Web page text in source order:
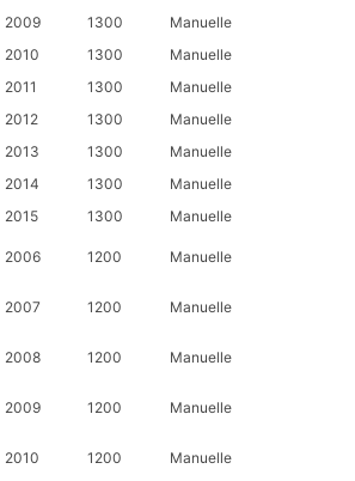
2009 1300
Manuelle
2010 1300
Manuelle
2011 1300
Manuelle
2012 1300
Manuelle
2013 1300
Manuelle
2014 1300
Manuelle
2015 1300 Manuelle
2006 1200 Manuelle
2007 1200 Manuelle
2008 1200 Manuelle
2009 1200 Manuelle
2010 1200 Manuelle